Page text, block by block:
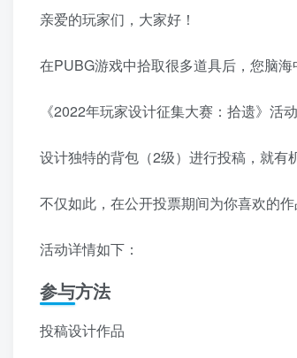
亲爱的玩家们，大家好！
在PUBG游戏中拾取很多道具后，您脑
《2022年玩家设计征集大赛：拾遗》活
设计独特的背包（2级）进行投稿，就有
不仅如此，在公开投票期间为你喜欢的
活动详情如下：
参与方法
投稿设计作品